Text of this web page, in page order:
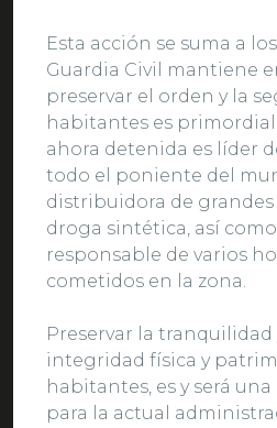
Esta acción se suma a
Guardia Civil mantiene
preservar el orden y la
habitantes es
ahora detenida es líder
todo el poniente del
distribuidora de
droga sintética, así
responsable de varios
cometidos en la zona.
Preservar la tranquilidad
integridad física y
habitantes, es y será
para la actual